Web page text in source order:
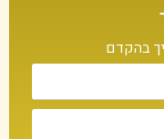
בהקדם